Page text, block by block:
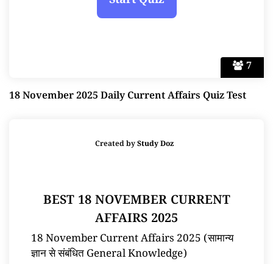
7
18 November 2025 Daily Current Affairs Quiz Test
Created byStudy Doz
BEST 18 NOVEMBER CURRENT
AFFAIRS 2025
18 November Current Affairs 2025 (सामान्य
ज्ञान से संबंधित General Knowledge)